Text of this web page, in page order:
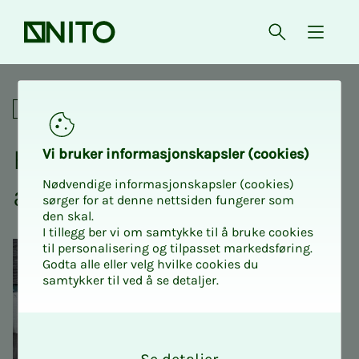
Forsiden Åpne søk
{
Hør foredrag om Gjest
Sosialt
Hør fore­­­drag om Gjest Ba­
ard­­­sen
Vi bru­­­ker in­­­for­­­ma­­­sjons­­­kaps­­­­­ler (cookies)
Nødvendige informasjonskapsler (cookies)
sørger for at denne nettsiden fungerer som
den skal.
I tillegg ber vi om samtykke til å bruke cookies
til personalisering og tilpasset markedsføring.
Godta alle eller velg hvilke cookies du
samtykker til ved å se detaljer.